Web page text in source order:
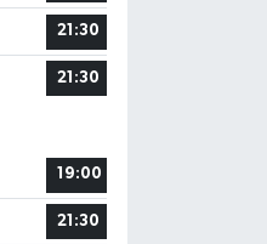
21:30
21:30
19:00
21:30